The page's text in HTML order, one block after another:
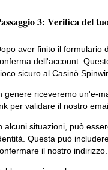
3: Verifica del
aver finito il formulario
dell'account.
sicuro al Casinò
genere riceveremo un'e-
per validare il nostro
alcuni situazioni, può
Questa può
il nostro indirizzo.